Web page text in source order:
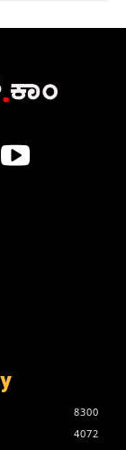
8300
4072